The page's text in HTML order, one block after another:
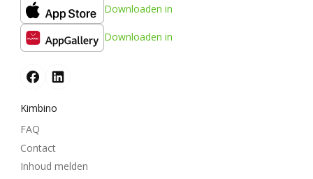
Downloaden in
Downloaden in
Kimbino
FAQ
Contact
Inhoud melden